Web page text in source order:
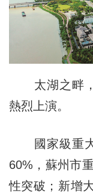
太湖之畔，
熱烈上演。
國家級重大
60%，蘇州市
性突破；新增